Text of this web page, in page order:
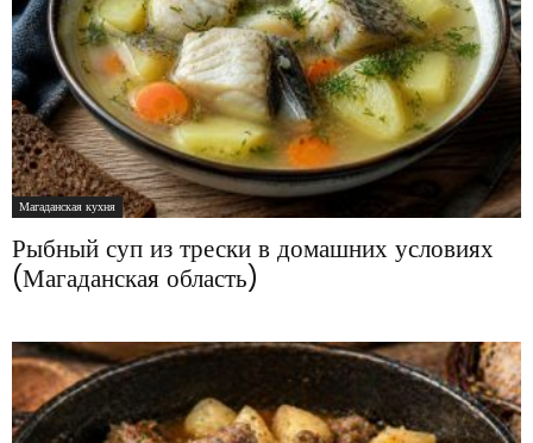
Магаданская кухня
Рыбный суп из трески в домашних условиях
(Магаданская область)